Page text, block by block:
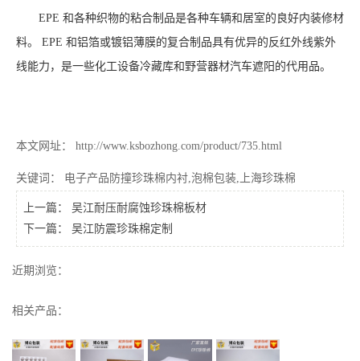
EPE 和各种织物的粘合制品是各种车辆和居室的良好内装修材
料。 EPE 和铝箔或镀铝薄膜的复合制品具有优异的反红外线紫外
线能力，是一些化工设备冷藏库和野营器材汽车遮阳的代用品。
本文网址： http://www.ksbozhong.com/product/735.html
关键词： 电子产品防撞珍珠棉内衬,泡棉包装, 上海珍珠棉
上一篇： 吴江耐压耐腐蚀珍珠棉板材
下一篇：
吴江防震珍珠棉定制
近期浏览：
相关产品：